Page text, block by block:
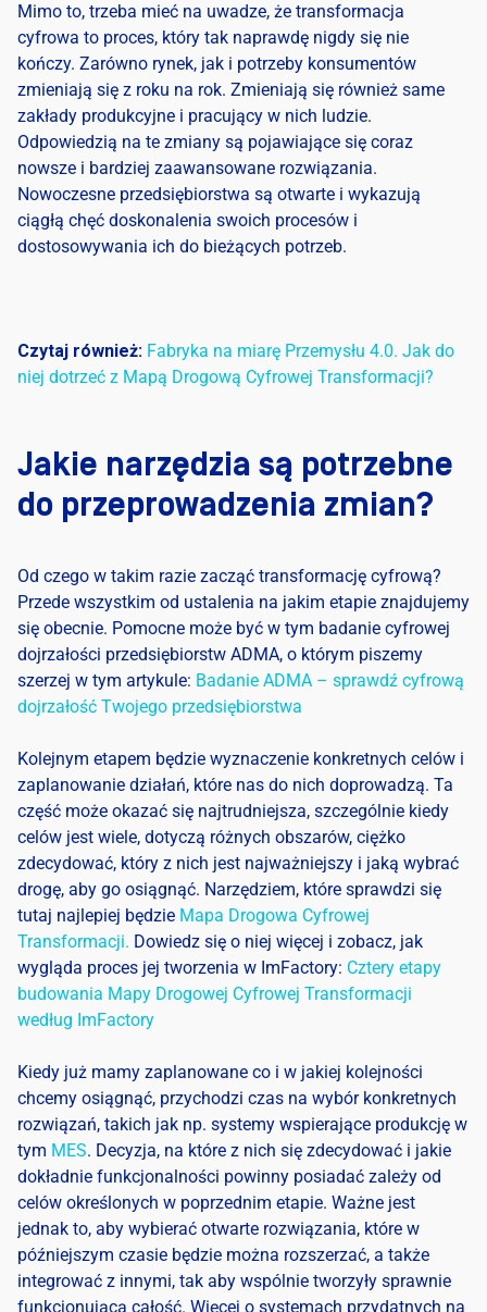
Mimo to, trzeba mieć na uwadze, że transformacja
cyfrowa to proces, który tak naprawdę nigdy się nie
kończy. Zarówno rynek, jak i potrzeby konsumentów
zmieniają się z roku na rok. Zmieniają się również same
zakłady produkcyjne i pracujący w nich ludzie.
Odpowiedzią na te zmiany są pojawiające się coraz
nowsze i bardziej zaawansowane rozwiązania.
Nowoczesne przedsiębiorstwa są otwarte i wykazują
ciągłą chęć doskonalenia swoich procesów i
dostosowywania ich do bieżących potrzeb.
Czytaj również: Fabryka na miarę Przemysłu 4.0. Jak do
niej dotrzeć z Mapą Drogową Cyfrowej Transformacji?
Jakie narzędzia są potrzebne
do przeprowadzenia zmian?
Od czego w takim razie zacząć transformację cyfrową?
Przede wszystkim od ustalenia na jakim etapie znajdujemy
się obecnie. Pomocne może być w tym badanie cyfrowej
dojrzałości przedsiębiorstw ADMA, o którym piszemy
szerzej w tym artykule: Badanie ADMA – sprawdź cyfrową
dojrzałość Twojego przedsiębiorstwa
Kolejnym etapem będzie wyznaczenie konkretnych celów i
zaplanowanie działań, które nas do nich doprowadzą. Ta
część może okazać się najtrudniejsza, szczególnie kiedy
celów jest wiele, dotyczą różnych obszarów, ciężko
zdecydować, który z nich jest najważniejszy i jaką wybrać
drogę, aby go osiągnąć. Narzędziem, które sprawdzi się
tutaj najlepiej będzie Mapa Drogowa Cyfrowej
Transformacji. Dowiedz się o niej więcej i zobacz, jak
wygląda proces jej tworzenia w ImFactory: Cztery etapy
budowania Mapy Drogowej Cyfrowej Transformacji
według ImFactory
Kiedy już mamy zaplanowane co i w jakiej kolejności
chcemy osiągnąć, przychodzi czas na wybór konkretnych
rozwiązań, takich jak np. systemy wspierające produkcję w
tym MES. Decyzja, na które z nich się zdecydować i jakie
dokładnie funkcjonalności powinny posiadać zależy od
celów określonych w poprzednim etapie. Ważne jest
jednak to, aby wybierać otwarte rozwiązania, które w
późniejszym czasie będzie można rozszerzać, a także
integrować z innymi, tak aby wspólnie tworzyły sprawnie
funkcjonującą całość. Więcej o systemach przydatnych na